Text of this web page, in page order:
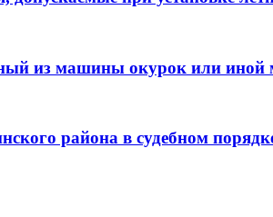
из машины окурок или иной
района в судебном